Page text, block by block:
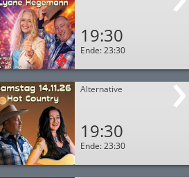
19:30
Ende: 23:30
Alternative
19:30
Ende: 23:30